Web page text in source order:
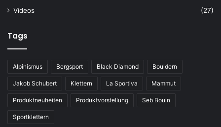
Videos
(27)
Tags
Alpinismus Bergsport Black Diamond Bouldern
Jakob Schubert Klettern La Sportiva Mammut
Produktneuheiten Produktvorstellung Seb Bouin
Sportklettern